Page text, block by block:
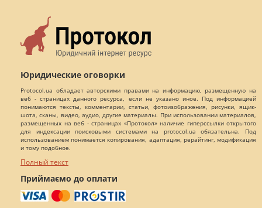
Юридические оговорки
Protocol.ua обладает авторскими правами на информацию, размещенную на
веб - страницах данного ресурса, если не указано иное. Под информацией
понимаются тексты, комментарии, статьи, фотоизображения, рисунки, ящик-
шота, сканы, видео, аудио, другие материалы. При использовании материалов,
размещенных на веб - страницах «Протокол» наличие гиперссылки открытого
для индексации поисковыми системами на protocol.ua обязательна. Под
использованием понимается копирования, адаптация, рерайтинг, модификация
и тому подобное.
Полный текст
Приймаємо до оплати